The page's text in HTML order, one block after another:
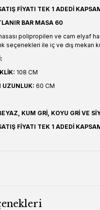
FİYATI TEK 1 ADEDİ
BAR MASA 60
polipropilen ve cam elyaf
seçenekleri ile iç ve dış mekan
108 CM
UZUNLUK: 60 CM
KUM GRİ, KOYU GRİ VE
FİYATI TEK 1 ADEDİ